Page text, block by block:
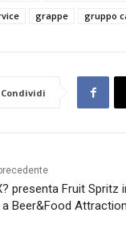
grappe gruppo
Condividi
presenta Fruit Spritz
Beer&Food Attraction